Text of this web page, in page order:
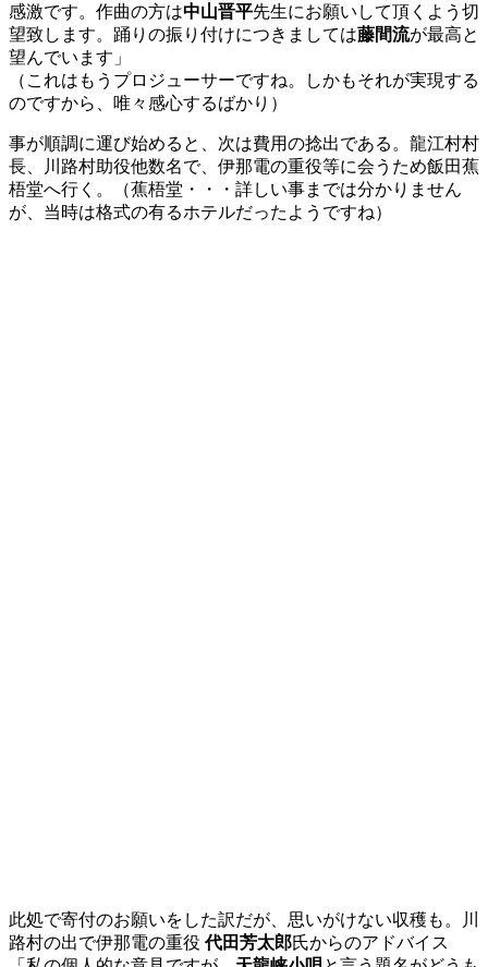
感激です。作曲の方は中山晋平先生にお願いして頂くよう切
望致します。踊りの振り付けにつきましては藤間流が最高と
望んでいます」
（これはもうプロジューサーですね。しかもそれが実現する
のですから、唯々感心するばかり）
事が順調に運び始めると、次は費用の捻出である。龍江村村
長、川路村助役他数名で、伊那電の重役等に会うため飯田蕉
梧堂へ行く。（蕉梧堂・・・詳しい事までは分かりません
が、当時は格式の有るホテルだったようですね）
此処で寄付のお願いをした訳だが、思いがけない収穫も。川
路村の出で伊那電の重役代田芳太郎氏からのアドバイス